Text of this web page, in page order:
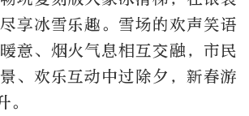
享冰雪乐趣。雪场的欢声笑语
意、烟火气息相互交融，市民
、欢乐互动中过除夕，新春游
。